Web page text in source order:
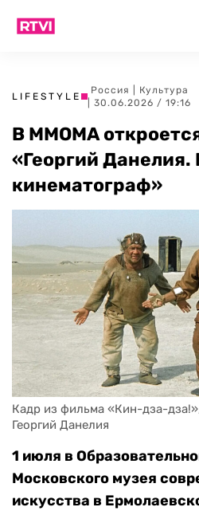
LIFESTYLE
Россия
Культура
| 30.06.2026 / 19:16
В ММОМА
«Георгий
кинематограф»
Кадр из фильма «Кин-дза-
Георгий Данелия
1 июля в
Московского музея
искусства в